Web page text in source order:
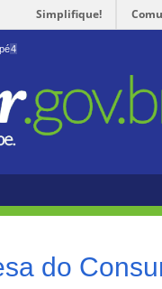
Simplifique!
4
do